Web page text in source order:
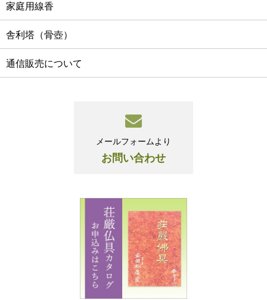
家庭用線香
舎利塔（骨壺）
通信販売について
メールフォームより
お問い合わせ